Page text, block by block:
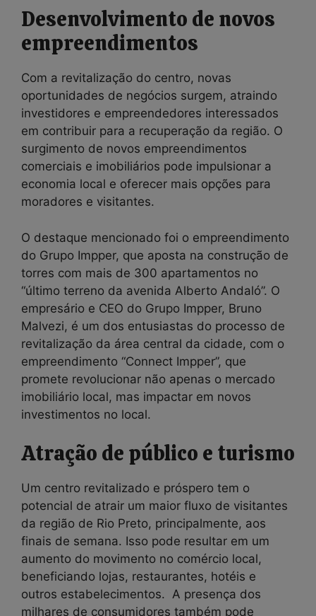
Desenvolvimento de novos
empreendimentos
Com a revitalização do centro, novas
oportunidades de negócios surgem, atraindo
investidores e empreendedores interessados
em contribuir para a recuperação da região. O
surgimento de novos empreendimentos
comerciais e imobiliários pode impulsionar a
economia local e oferecer mais opções para
moradores e visitantes.
O destaque mencionado foi o empreendimento
do Grupo Impper, que aposta na construção de
torres com mais de 300 apartamentos no
“último terreno da avenida Alberto Andaló”. O
empresário e CEO do Grupo Impper, Bruno
Malvezi, é um dos entusiastas do processo de
revitalização da área central da cidade, com o
empreendimento “Connect Impper”, que
promete revolucionar não apenas o mercado
imobiliário local, mas impactar em novos
investimentos no local.
Atração de público e turismo
Um centro revitalizado e próspero tem o
potencial de atrair um maior fluxo de visitantes
da região de Rio Preto, principalmente, aos
finais de semana. Isso pode resultar em um
aumento do movimento no comércio local,
beneficiando lojas, restaurantes, hotéis e
outros estabelecimentos. A presença dos
milhares de consumidores também pode